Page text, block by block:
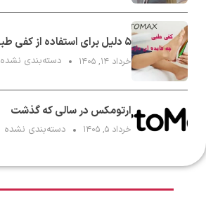
۵ دلیل برای استفاده از کفی طبی برای همه
خرداد ۱۴, ۱۴۰۵ دسته‌بندی نشده
ارتومکس در سالی که گذشت
خرداد ۵, ۱۴۰۵ دسته‌بندی نشده